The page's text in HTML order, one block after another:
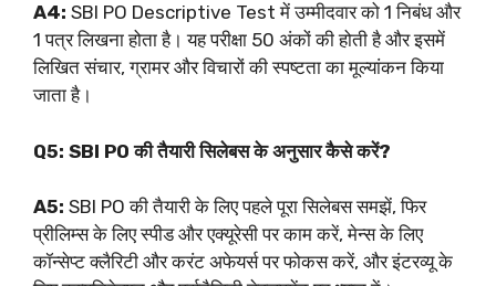
A4: SBI PO Descriptive Test में उम्मीदवार को 1 निबंध और
1 पत्र लिखना होता है। यह परीक्षा 50 अंकों की होती है और इसमें
लिखित संचार, ग्रामर और विचारों की स्पष्टता का मूल्यांकन किया
जाता है।
Q5: SBI PO की तैयारी सिलेबस के अनुसार कैसे करें?
A5: SBI PO की तैयारी के लिए पहले पूरा सिलेबस समझें, फिर
प्रीलिम्स के लिए स्पीड और एक्यूरेसी पर काम करें, मेन्स के लिए
कॉन्सेप्ट क्लैरिटी और करंट अफेयर्स पर फोकस करें, और इंटरव्यू के